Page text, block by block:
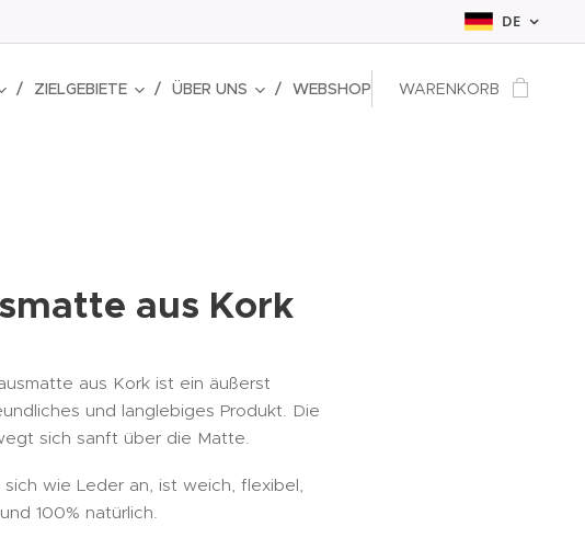
DE
ZIELGEBIETE ÜBER UNS WEBSHOP WARENKORB
aus Kork
aus Kork ist ein äußerst
und langlebiges Produkt. Die
sich sanft über die Matte.
sich wie Leder an, ist weich, flexibel,
100% natürlich.